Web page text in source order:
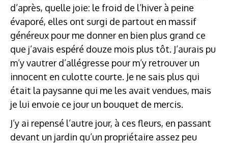
d’après, quelle joie: le froid de l’hiver à peine
évaporé, elles ont surgi de partout en massif
généreux pour me donner en bien plus grand ce
que j’avais espéré douze mois plus tôt. J’aurais pu
m’y vautrer d’allégresse pour m’y retrouver un
innocent en culotte courte. Je ne sais plus qui
était la paysanne qui me les avait vendues, mais
je lui envoie ce jour un bouquet de mercis.
J’y ai repensé l’autre jour, à ces fleurs, en passant
devant un jardin qu’un propriétaire assez peu